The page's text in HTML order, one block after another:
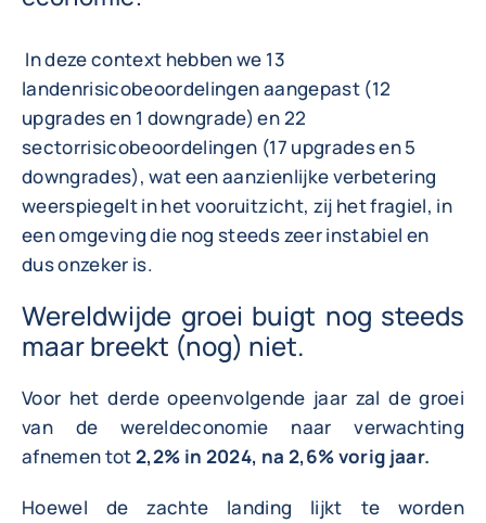
In deze context hebben we 13
landenrisicobeoordelingen aangepast (12
upgrades en 1 downgrade) en 22
sectorrisicobeoordelingen (17 upgrades en 5
downgrades), wat een aanzienlijke verbetering
weerspiegelt in het vooruitzicht, zij het fragiel, in
een omgeving die nog steeds zeer instabiel en
dus onzeker is.
Wereldwijde groei buigt nog steeds
maar breekt (nog) niet.
Voor het derde opeenvolgende jaar zal de groei
van de wereldeconomie naar verwachting
afnemen tot2,2% in 2024, na 2,6% vorig jaar.
Hoewel de zachte landing lijkt te worden